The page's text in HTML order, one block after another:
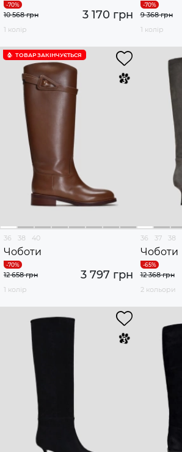
3 170 грн
10 568 грн
1 колір
9 368 грн
1 колір
ТОВАР ЗАКІНЧУЄTЬСЯ
36 38 40
Чоботи
3 797 грн
12 658 грн
1 колір
36 37 38
Чоботи
12 368 грн
2 кольори